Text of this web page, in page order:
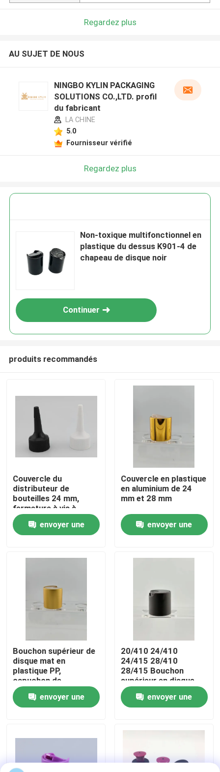
À la maison
Produits
Contrôle de qualité
Nous contacter
Nouvelles
Les affaires
Pulvérisateur de pompe de déclencheur
Regardez plus
AU SUJET DE NOUS
NINGBO KYLIN PACKAGING
SOLUTIONS CO.,LTD. profil
du fabricant
LA CHINE
5.0
Fournisseur vérifié
Regardez plus
Non-toxique multifonctionnel en
plastique du dessus K901-4 de
chapeau de disque noir
Continuer
produits recommandés
Couvercle du
distributeur de
bouteilles 24 mm,
fermeture à vis à
ruban blanc
envoyer une
Couvercle en plastique
en aluminium de 24
mm et 28 mm
envoyer une
Bouchon supérieur de
disque mat en
plastique PP,
capuchon de
fermeture supérieur
pour bouteille en
plastique
envoyer une
20/410 24/410
24/415 28/410
28/415 Bouchon
supérieur en disque
plastique pour
bouteille cosmétique
envoyer une